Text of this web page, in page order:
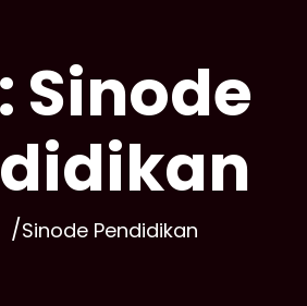
Sinode
Sinode Pendidikan